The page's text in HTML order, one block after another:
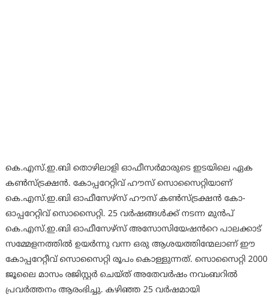
കെ.എസ്.ഇ.ബി തൊഴിലാളി ഓഫീസർമാരുടെ ഇടയിലെ ഏക
കൺസ്ട്രക്ഷൻ. കോപ്പറേറ്റിവ് ഹൗസ് സൊസൈറ്റിയാണ്
കെ.എസ്.ഇ.ബി ഓഫീസേഴ്സ് ഹൗസ് കൺസ്ട്രക്ഷൻ കോ-
ഓപ്പറേറ്റിവ് സൊസൈറ്റി. 25 വർഷങ്ങൾക്ക് നടന്ന മുൻപ്
കെ.എസ്.ഇ.ബി ഓഫീസേഴ്‌സ് അസോസിയേഷൻറെ പാലക്കാട്
സമ്മേളനത്തിൽ ഉയർന്നു വന്ന ഒരു ആശയത്തിന്മേലാണ് ഈ
കോപ്പറേറ്റീവ് സൊസൈറ്റി രൂപം കൊള്ളുന്നത്. സൊസൈറ്റി 2000
ജൂലൈ മാസം രജിസ്റ്റർ ചെയ്ത് അതേവർഷം നവംബറിൽ
പ്രവർത്തനം ആരംഭിച്ചു. കഴിഞ്ഞ 25 വർഷമായി